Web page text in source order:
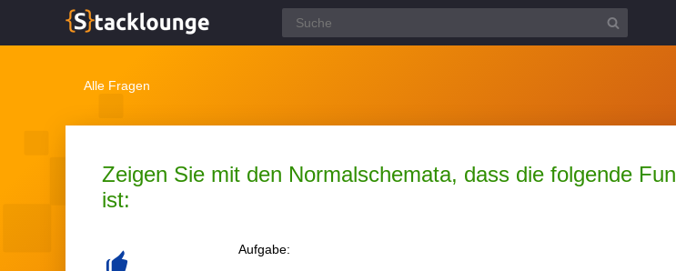
Alle Fragen
Zeigen Sie mit den Normalschemata, dass die folgende
ist:
Aufgabe: